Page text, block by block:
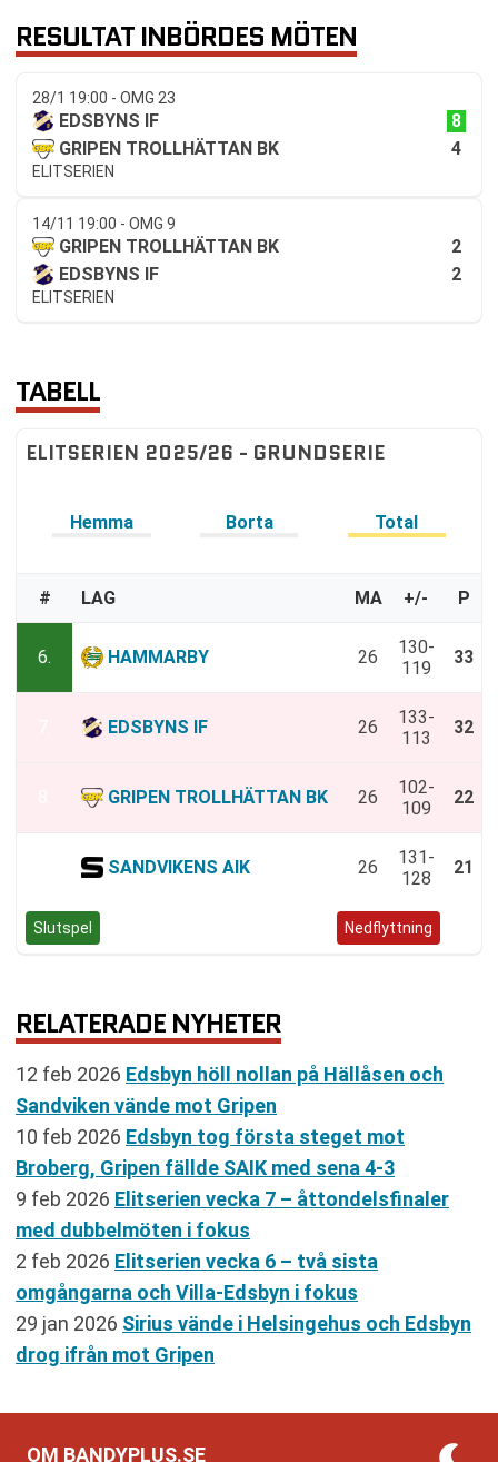
RESULTAT INBÖRDES MÖTEN
28/1 19:00 - OMG 23
EDSBYNS IF
8
GRIPEN TROLLHÄTTAN BK
4
ELITSERIEN
14/11 19:00 - OMG 9
GRIPEN TROLLHÄTTAN BK
2
EDSBYNS IF
2
ELITSERIEN
TABELL
ELITSERIEN 2025/26 - GRUNDSERIE
Hemma Borta Total
# LAG MA +/- P
6. HAMMARBY 26
130-
119
33
EDSBYNS IF 26
133-
113
32
GRIPEN TROLLHÄTTAN BK 26
102-
109
22
SANDVIKENS AIK 26
131-
128
21
Slutspel Nedflyttning
RELATERADE NYHETER
12 feb 2026 Edsbyn höll nollan på Hällåsen och
Sandviken vände mot Gripen
10 feb 2026 Edsbyn tog första steget mot
Broberg, Gripen fällde SAIK med sena 4-3
9 feb 2026 Elitserien vecka 7 – åttondelsfinaler
med dubbelmöten i fokus
2 feb 2026 Elitserien vecka 6 – två sista
omgångarna och Villa-Edsbyn i fokus
29 jan 2026 Sirius vände i Helsingehus och Edsbyn
drog ifrån mot Gripen
OM BANDYPLUS.SE